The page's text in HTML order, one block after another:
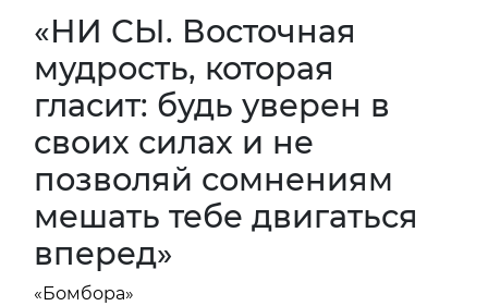
«НИ СЫ. Восточная
мудрость, которая
гласит: будь уверен в
своих силах и не
позволяй сомнениям
мешать тебе двигаться
вперед»
«Бомбора»